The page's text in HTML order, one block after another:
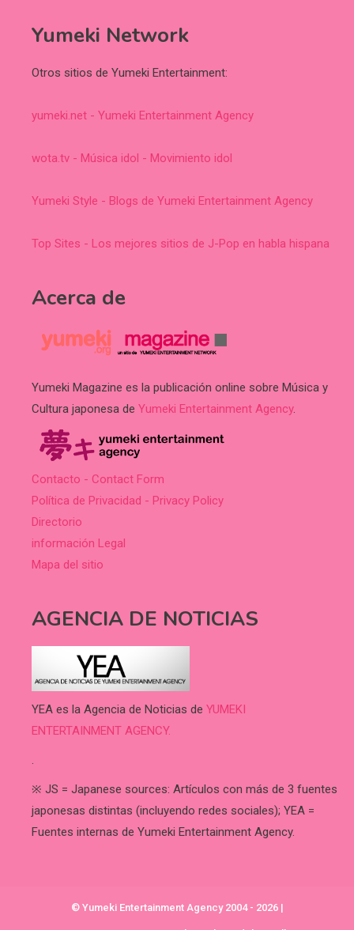
Yumeki Network
Otros sitios de Yumeki Entertainment:
yumeki.net - Yumeki Entertainment Agency
wota.tv - Música idol - Movimiento idol
Yumeki Style - Blogs de Yumeki Entertainment Agency
Top Sites - Los mejores sitios de J-Pop en habla hispana
Acerca de
Yumeki Magazine es la publicación online sobre Música y
Cultura japonesa de Yumeki Entertainment Agency.
Contacto - Contact Form
Política de Privacidad - Privacy Policy
Directorio
información Legal
Mapa del sitio
AGENCIA DE NOTICIAS
YEA es la Agencia de Noticias de YUMEKI
ENTERTAINMENT AGENCY.
.
※ JS = Japanese sources: Artículos con más de 3 fuentes
japonesas distintas (incluyendo redes sociales); YEA =
Fuentes internas de Yumeki Entertainment Agency.
© Yumeki Entertainment Agency 2004 - 2026 |